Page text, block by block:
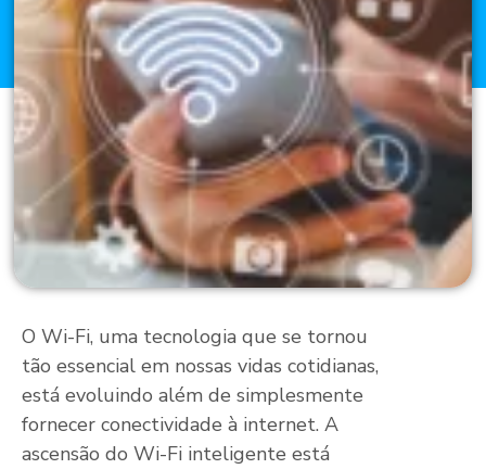
O Wi-Fi, uma tecnologia que se tornou
tão essencial em nossas vidas cotidianas,
está evoluindo além de simplesmente
fornecer conectividade à internet. A
ascensão do Wi-Fi inteligente está